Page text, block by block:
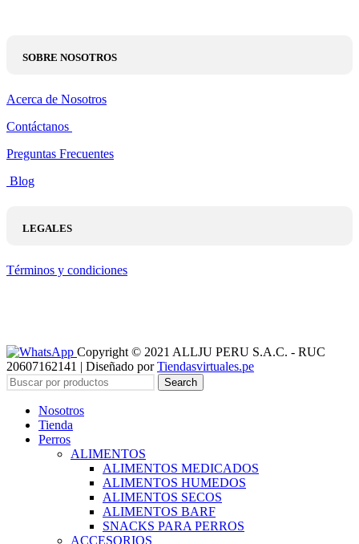
SOBRE NOSOTROS
Acerca de Nosotros
Contáctanos
Preguntas Frecuentes
Blog
LEGALES
Términos y condiciones
Copyright © 2021 ALLJU PERU S.A.C. - RUC
20607162141 | Diseñado porTiendasvirtuales.pe
Search
Nosotros
Tienda
Perros
ALIMENTOS
ALIMENTOS MEDICADOS
ALIMENTOS HUMEDOS
ALIMENTOS SECOS
ALIMENTOS BARF
SNACKS PARA PERROS
ACCESORIOS